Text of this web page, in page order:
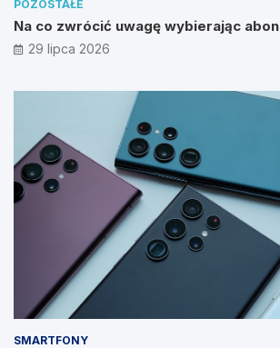
POZOSTAŁE
Na co zwrócić uwagę wybierając
29 lipca 2026
SMARTFONY